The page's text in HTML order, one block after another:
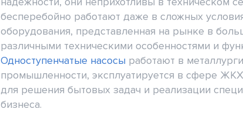
бесперебойно работают даже в сложных
оборудования, представленная на рынке в
различными техническими особенностями и
Одноступенчатые насосы работают в
промышленности, эксплуатируется в сфере
для решения бытовых задач и реализации
бизнеса.